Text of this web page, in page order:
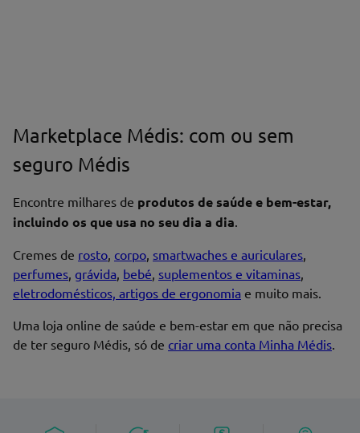
Marketplace Médis: com ou sem
seguro Médis
Encontre milhares de produtos de saúde e bem-estar,
incluindo os que usa no seu dia a dia.
Cremes de rosto, corpo, smartwaches e auriculares,
perfumes, grávida, bebé, suplementos e vitaminas,
eletrodomésticos, artigos de ergonomia e muito mais.
Uma loja online de saúde e bem-estar em que não precisa
de ter seguro Médis, só de criar uma conta Minha Médis.